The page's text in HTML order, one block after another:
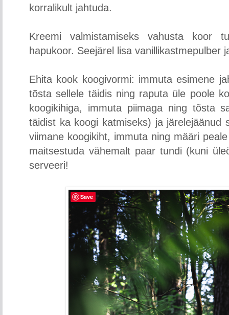
korralikult jahtuda.
Kreemi valmistamiseks vahusta koor
hapukoor. Seejärel lisa vanillikastmepulber
Ehita kook koogivormi: immuta esimene
tõsta sellele täidis ning raputa üle poole
koogikihiga, immuta piimaga ning tõsta
täidist ka koogi katmiseks) ja järelejäänud
viimane koogikiht, immuta ning määri
maitsestuda vähemalt paar tundi (kuni
serveeri!
Save